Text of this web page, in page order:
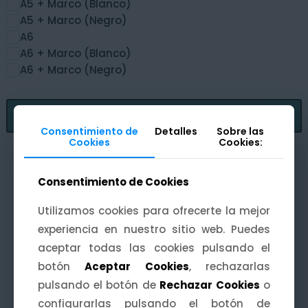
A5 + Marco (Blanco)
A5 + Marco (Negro)
A6
A6 + Marco (Blanco)
A6 + Marco (Negro)
Otras categorías de productos
que te pueden interesar:
Consentimiento de
Cookies
Detalles
Sobre las
Cookies:
Consentimiento de Cookies
Utilizamos cookies para ofrecerte la mejor
experiencia en nuestro sitio web. Puedes
aceptar todas las cookies pulsando el
botónAceptar Cookies, rechazarlas
pulsando el botón de Rechazar Cookies o
configurarlas pulsando el botón de
Consentimiento de
Cookies
Detalles
Sobre las
Cookies:
Consentimiento de Cookies
Utilizamos cookies para ofrecerte la mejor
experiencia en nuestro sitio web. Puedes
aceptar todas las cookies pulsando el
botónAceptar Cookies, rechazarlas
pulsando el botón de Rechazar Cookies o
configurarlas pulsando el botón de